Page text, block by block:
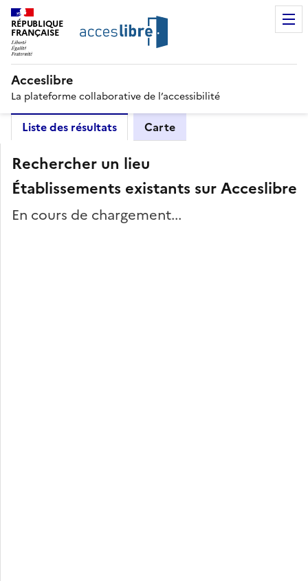
RÉPUBLIQUE
FRANÇAISE
Acceslibre
La plateforme collaborative de l’accessibilité
Liste des résultats Carte
Rechercher un lieu
Établissements existants sur Acceslibre
En cours de chargement...